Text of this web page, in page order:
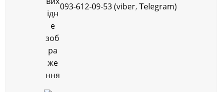
093-612-09-53 (viber, Telegram)